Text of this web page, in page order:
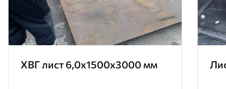
ХВГ лист 6,0х1500х3000 мм